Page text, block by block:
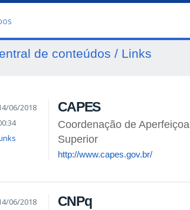
de conteúdos / Links
06/2018
CAPES
Coordenação de
Superior
http://www.capes.gov.br/
06/2018
CNPq